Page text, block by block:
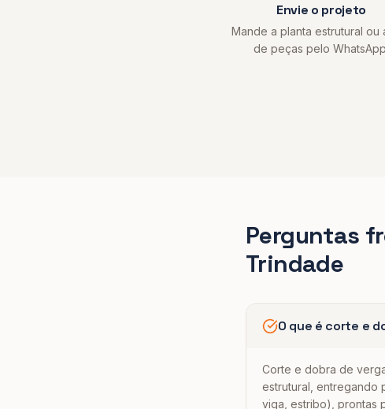
Envie o projeto
Mande a planta estrutural ou
de peças pelo
Perguntas
Trindade
O que é corte e
Corte e dobra de
estrutural, entregando
viga, estribo), prontas